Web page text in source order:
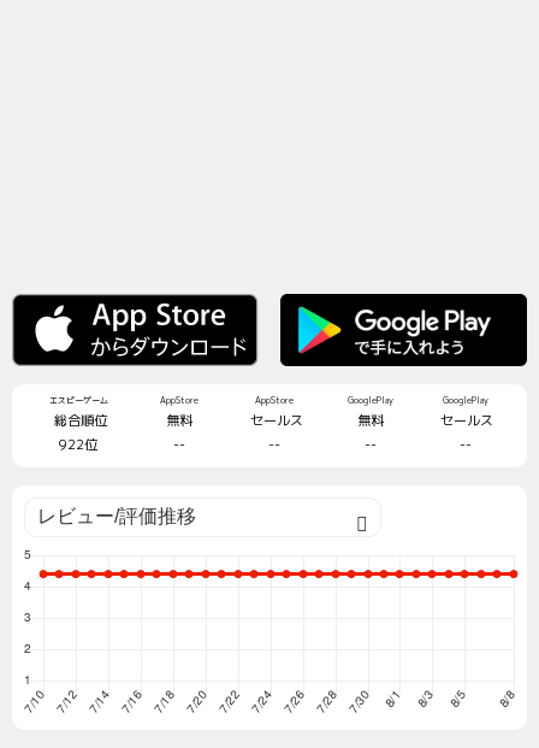
エスピーゲーム
総合順位
922位
AppStore
無料
--
AppStore
セールス
--
GooglePlay
無料
--
GooglePlay
セールス
--